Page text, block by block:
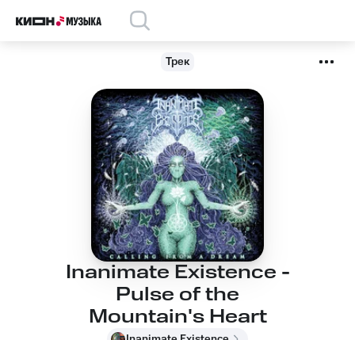
Трек
Inanimate Existence -
Pulse of the
Mountain's Heart